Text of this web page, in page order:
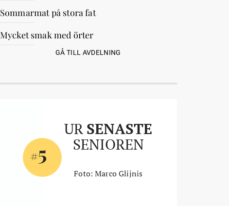
Sommarmat på stora fat
Mycket smak med örter
GÅ TILL AVDELNING
#5
UR SENASTE
SENIOREN
Foto: Marco Glijnis